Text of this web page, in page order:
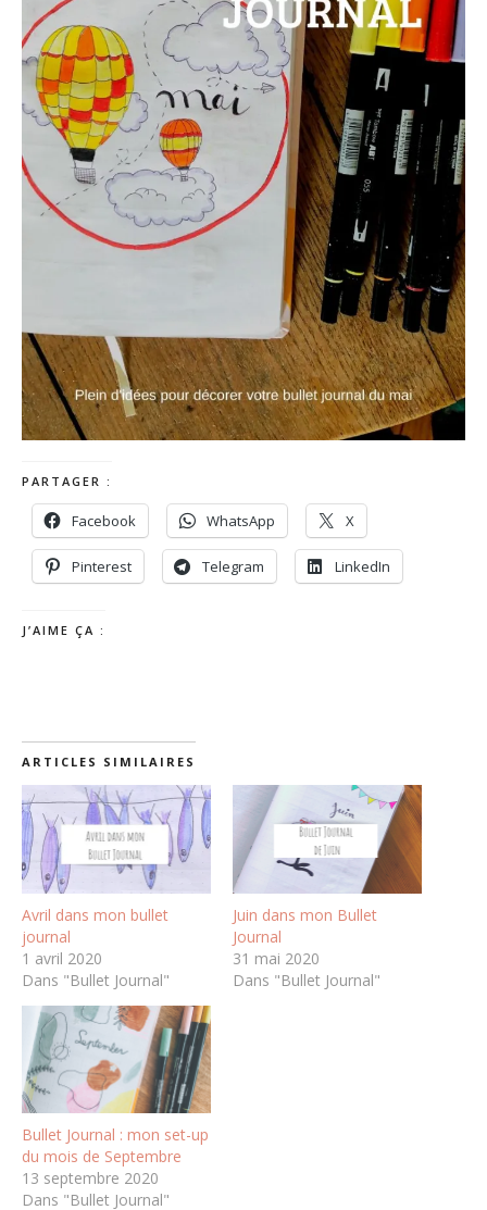
PARTAGER :
Facebook WhatsApp X
Pinterest Telegram LinkedIn
J’AIME ÇA :
ARTICLES SIMILAIRES
Avril dans mon bullet
journal
1 avril 2020
Dans "Bullet Journal"
Juin dans mon Bullet
Journal
31 mai 2020
Dans "Bullet Journal"
Bullet Journal : mon set-up
du mois de Septembre
13 septembre 2020
Dans "Bullet Journal"